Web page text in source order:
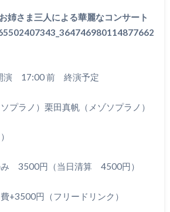
姉さま 三 人による華麗なコンサート
演 17:00 前 終演予定
プラノ）栗田真帆（メゾソプラノ）
み 3500円（当日清算 4500円）
+3500円（フリードリンク）